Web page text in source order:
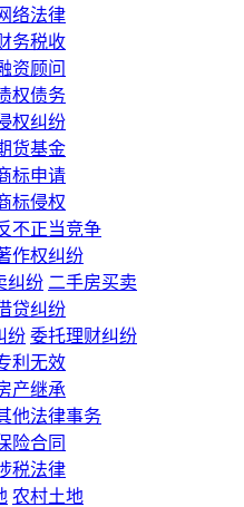
络法律
务税收
资顾问
权债务
权纠纷
货基金
标申请
标侵权
不正当竞争
作权纠纷
纠纷 二手房买卖
贷纠纷
纷 委托理财纠纷
利无效
产继承
他法律事务
险合同
税法律
农村土地